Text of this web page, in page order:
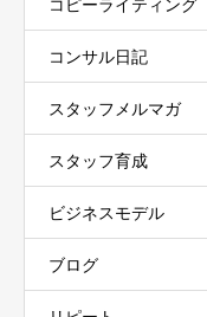
コピーライティング
コンサル日記
スタッフメルマガ
スタッフ育成
ビジネスモデル
ブログ